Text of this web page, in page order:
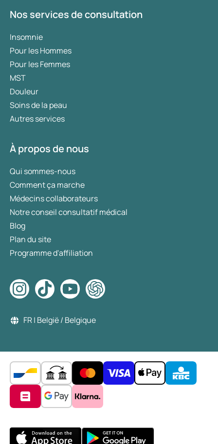
Nos services de consultation
Insomnie
Pour les Hommes
Pour les Femmes
MST
Douleur
Soins de la peau
Autres services
À propos de nous
Qui sommes-nous
Comment ça marche
Médecins collaborateurs
Notre conseil consultatif médical
Blog
Plan du site
Programme d'affiliation
FR | België / Belgique